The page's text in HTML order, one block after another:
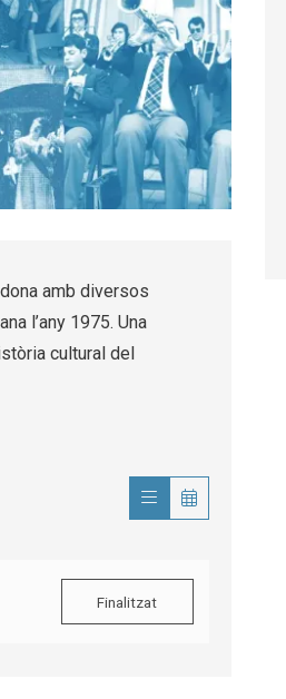
amb diversos
l’any 1975. Una
cultural del
Finalitzat